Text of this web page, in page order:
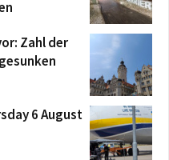
Zahl der
6 August